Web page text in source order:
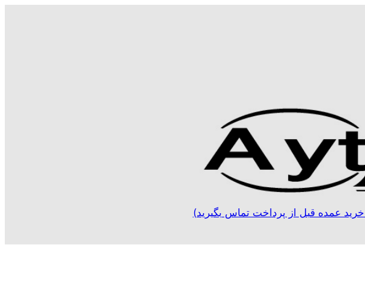
عمده قبل از پرداخت تماس بگیرید)